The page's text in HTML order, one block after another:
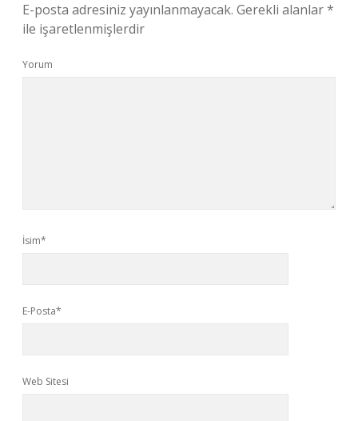
E-posta adresiniz yayınlanmayacak. Gerekli alanlar*
ile işaretlenmişlerdir
Yorum
İsim*
E-Posta*
Web Sitesi